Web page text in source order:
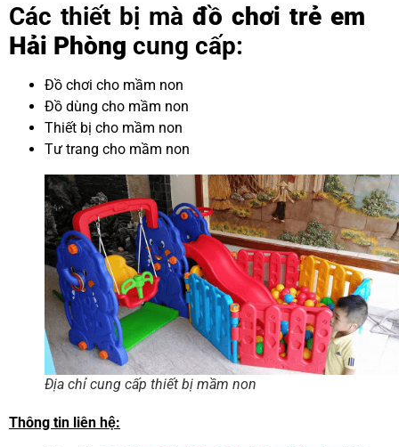
Các thiết bị mà đồ chơi trẻ em
Hải Phòng cung cấp:
Đồ chơi cho mầm non
Đồ dùng cho mầm non
Thiết bị cho mầm non
Tư trang cho mầm non
Địa chỉ cung cấp thiết bị mầm non
Thông tin liên hệ: